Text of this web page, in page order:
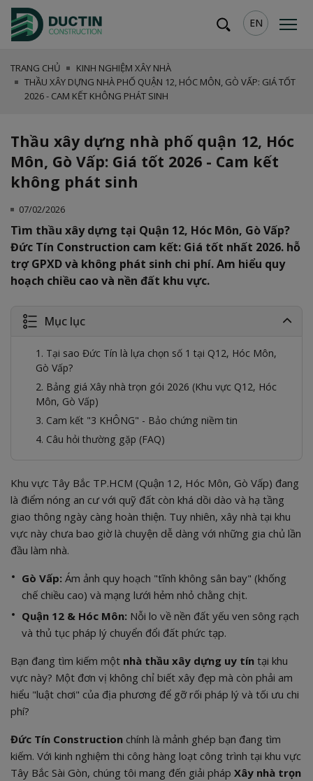
EN
TRANG CHỦ
KINH NGHIỆM XÂY NHÀ
THẦU XÂY DỰNG NHÀ PHỐ QUẬN 12, HÓC MÔN, GÒ VẤP: GIÁ TỐT
2026 - CAM KẾT KHÔNG PHÁT SINH
Thầu xây dựng nhà phố quận 12, Hóc
Môn, Gò Vấp: Giá tốt 2026 - Cam kết
không phát sinh
07/02/2026
Tìm thầu xây dựng tại Quận 12, Hóc Môn, Gò Vấp?
Đức Tín Construction cam kết: Giá tốt nhất 2026. hỗ
trợ GPXD và không phát sinh chi phí. Am hiểu quy
hoạch chiều cao và nền đất khu vực.
Mục lục
1. Tại sao Đức Tín là lựa chọn số 1 tại Q12, Hóc Môn,
Gò Vấp?
2. Bảng giá Xây nhà trọn gói 2026 (Khu vực Q12, Hóc
Môn, Gò Vấp)
3. Cam kết "3 KHÔNG" - Bảo chứng niềm tin
4. Câu hỏi thường gặp (FAQ)
Khu vực Tây Bắc TP.HCM (Quận 12, Hóc Môn, Gò Vấp) đang
là điểm nóng an cư với quỹ đất còn khá dồi dào và hạ tầng
giao thông ngày càng hoàn thiện. Tuy nhiên, xây nhà tại khu
vực này chưa bao giờ là chuyện dễ dàng với những gia chủ lần
đầu làm nhà.
Gò Vấp: Ám ảnh quy hoạch "tĩnh không sân bay" (khống
chế chiều cao) và mạng lưới hẻm nhỏ chằng chịt.
Quận 12 & Hóc Môn: Nỗi lo về nền đất yếu ven sông rạch
và thủ tục pháp lý chuyển đổi đất phức tạp.
Bạn đang tìm kiếm một nhà thầu xây dựng uy tín tại khu
vực này? Một đơn vị không chỉ biết xây đẹp mà còn phải am
hiểu "luật chơi" của địa phương để gỡ rối pháp lý và tối ưu chi
phí?
Đức Tín Construction chính là mảnh ghép bạn đang tìm
kiếm. Với kinh nghiệm thi công hàng loạt công trình tại khu vực
Tây Bắc Sài Gòn, chúng tôi mang đến giải pháp Xây nhà trọn